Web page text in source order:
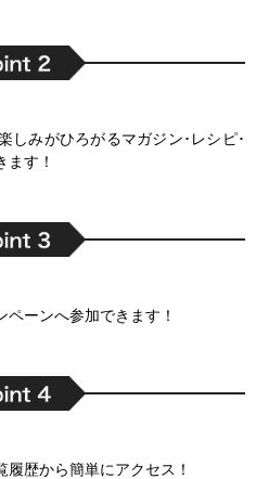
しみがひろがるマガジン･レシピ･
す！
ーンへ参加できます！
歴から簡単にアクセス！